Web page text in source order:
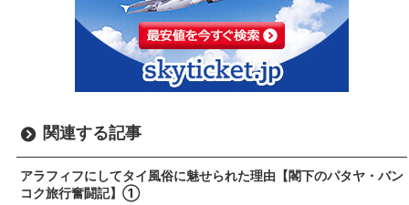
関連する記事
アラフィフにしてタイ風俗に魅せられた理由【閣下のパタヤ・バン
コク旅行奮闘記】①